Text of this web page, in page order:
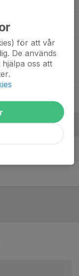
för att vår
De används
oss att